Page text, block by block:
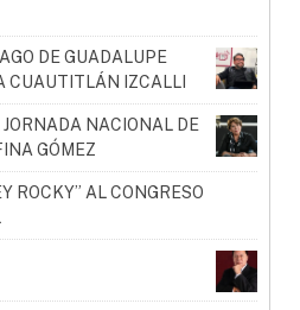
DE GUADALUPE
CUAUTITLÁN IZCALLI
NACIONAL DE
GÓMEZ
ROCKY” AL CONGRESO